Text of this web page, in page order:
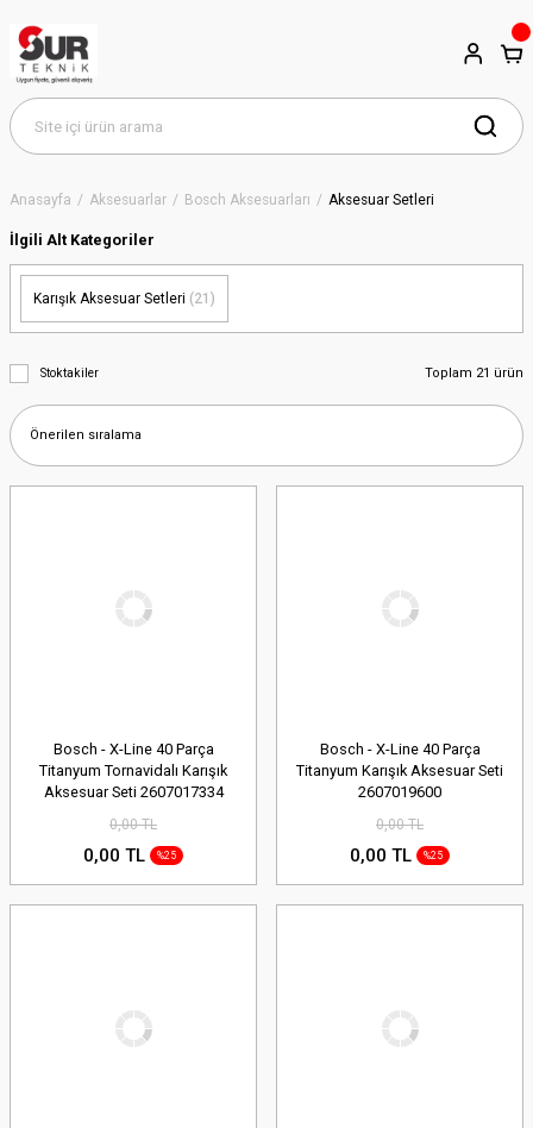
Anasayfa Aksesuarlar Bosch Aksesuarları Aksesuar Setleri
İlgili Alt Kategoriler
Karışık Aksesuar Setleri (21)
Stoktakiler Toplam 21 ürün
Bosch - X-Line 40 Parça
Titanyum Tornavidalı Karışık
Aksesuar Seti 2607017334
0,00 TL
0,00 TL %25
Bosch - X-Line 40 Parça
Titanyum Karışık Aksesuar Seti
2607019600
0,00 TL
0,00 TL %25